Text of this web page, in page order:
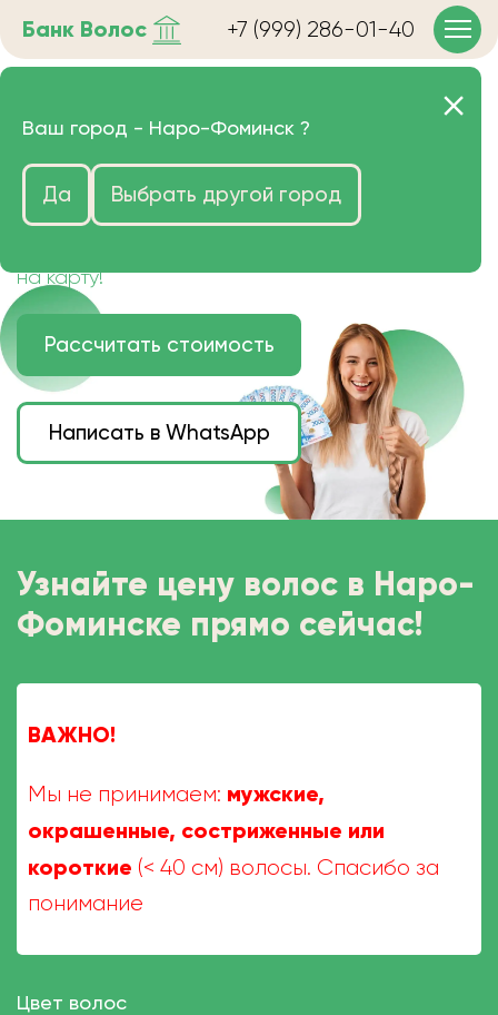
Банк Волос +7 (999) 286-01-40
Продать волосы в Наро-
Фоминске очень дорого
Цена зависит от длины, цвета и структуры
на карту!
Рассчитать стоимость
Написать в WhatsApp
Узнайте цену волос в Наро-
Фоминске прямо сейчас!
ВАЖНО!
Мы не принимаем: мужские,
окрашенные, состриженные или
короткие (< 40 см) волосы. Спасибо за
понимание
Цвет волос
Ваш город - Наро-Фоминск ?
Да Выбрать другой город